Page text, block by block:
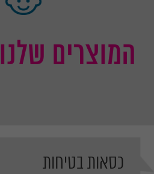
המוצרים שלנו
כסאות בטיחות